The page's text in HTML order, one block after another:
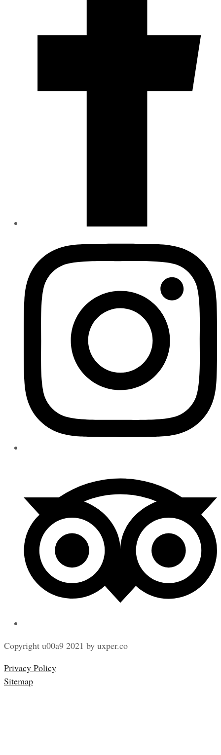
Copyright u00a9 2021 by uxper.co
Privacy Policy
Sitemap